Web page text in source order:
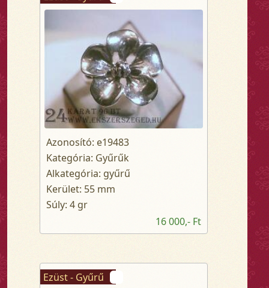
Azonosító: e19483
Kategória: Gyűrűk
Alkategória: gyűrű
Kerület: 55 mm
Súly: 4 gr
16 000,- Ft
Ezüst - Gyűrű